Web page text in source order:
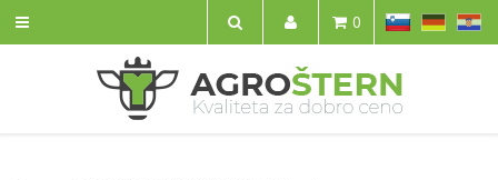
IŠČI
SL HR
0